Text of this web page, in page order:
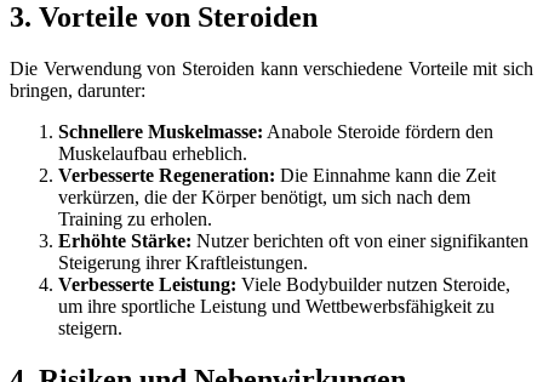
3. Vorteile von Steroiden
Die Verwendung von Steroiden kann verschiedene Vorteile mit sich
bringen, darunter:
Schnellere Muskelmasse: Anabole Steroide fördern den
Muskelaufbau erheblich.
Verbesserte Regeneration: Die Einnahme kann die Zeit
verkürzen, die der Körper benötigt, um sich nach dem
Training zu erholen.
Erhöhte Stärke: Nutzer berichten oft von einer signifikanten
Steigerung ihrer Kraftleistungen.
Verbesserte Leistung: Viele Bodybuilder nutzen Steroide,
um ihre sportliche Leistung und Wettbewerbsfähigkeit zu
steigern.